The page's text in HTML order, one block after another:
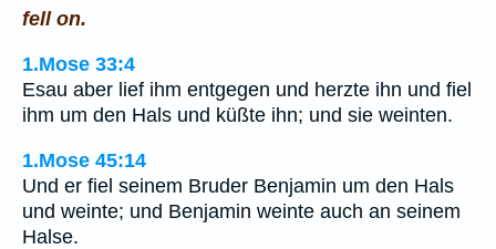
fell on.
1.Mose 33:4
Esau aber lief ihm entgegen und herzte ihn und fiel
ihm um den Hals und küßte ihn; und sie weinten.
1.Mose 45:14
Und er fiel seinem Bruder Benjamin um den Hals
und weinte; und Benjamin weinte auch an seinem
Halse.